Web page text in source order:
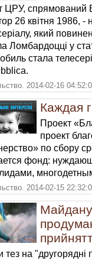
ЦРУ, спрямований
26 квітня 1986,
який
Ломбардоцці у
стала
2014-02-16
Каждая
Проект
проект
по сбору
фонд:
2014-02-15
Майдану
тез на "другорядні